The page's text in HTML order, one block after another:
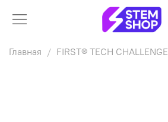
Главная FIRST® TECH CHALLENGE